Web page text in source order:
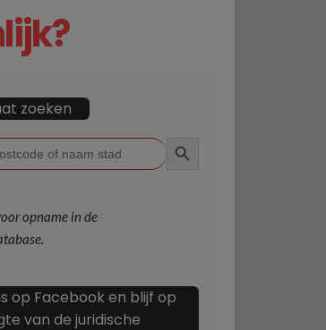
zoeken
opname in de
op Facebook en blijf op
van de juridische